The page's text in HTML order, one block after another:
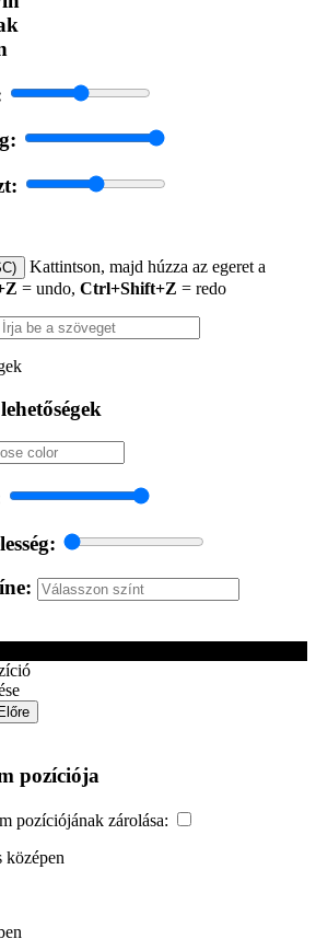
Kattintson, majd húzza az egeret a
= undo, Ctrl+Shift+Z = redo
Előre
pozíciója
pozíciójának zárolása:
középen